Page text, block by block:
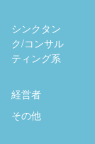
シンクタン
ク/コンサル
ティング系
経営者
その他